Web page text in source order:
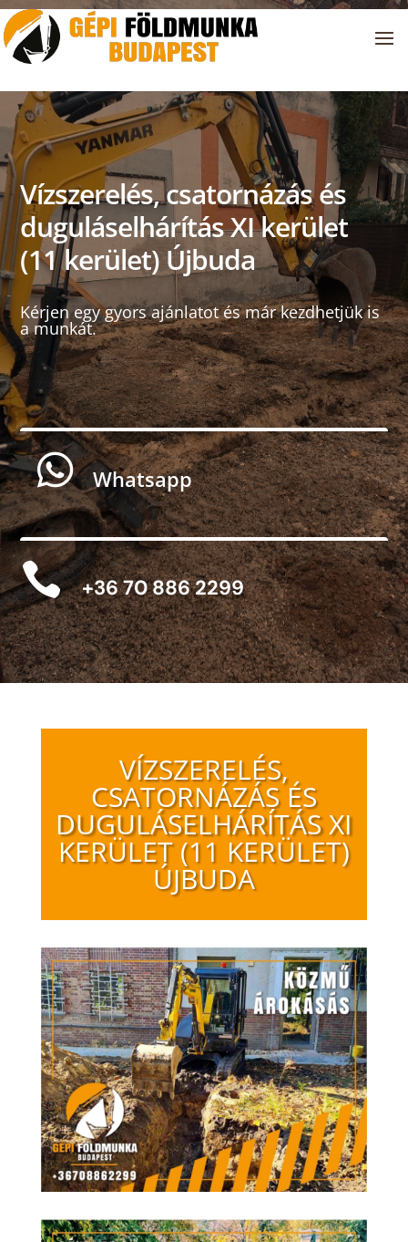
Vízszerelés, csatornázás és
duguláselhárítás XI kerület
(11 kerület) Újbuda
Kérjen egy gyors ajánlatot és már kezdhetjük is
a munkát.
 Whatsapp
 +36 70 886 2299
VÍZSZERELÉS,
CSATORNÁZÁS ÉS
DUGULÁSELHÁRÍTÁS XI
KERÜLET (11 KERÜLET)
ÚJBUDA